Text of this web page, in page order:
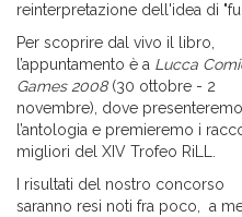
reinterpretazione dell'idea di
Per scoprire dal vivo il libro,
l’appuntamento è a Lucca
Games 2008(30 ottobre - 2
novembre), dove presenteremo
l’antologia e premieremo i
migliori del XIV Trofeo RiLL.
I risultati del nostro concorso
saranno resi noti fra poco, a